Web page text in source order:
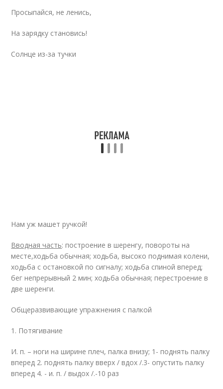
Просыпайся, не ленись,
На зарядку становись!
Солнце из-за тучки
Нам уж машет ручкой!
Вводная часть: построение в шеренгу, повороты на
месте,ходьба обычная; ходьба, высоко поднимая колени,
ходьба с остановкой по сигналу; ходьба спиной вперед;
бег непрерывный 2 мин; ходьба обычная; перестроение в
две шеренги.
Общеразвивающие упражнения с палкой
1. Потягивание
И. п. – ноги на ширине плеч, палка внизу; 1- поднять палку
вперед 2. поднять палку вверх / вдох /.3- опустить палку
вперед 4. - и. п. / выдох /.-10 раз